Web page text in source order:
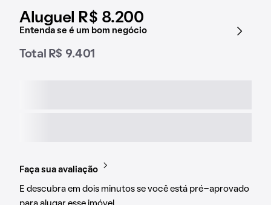
Aluguel R$ 8.200
Entenda se é um bom negócio
Total R$ 9.401
Faça sua avaliação
E descubra em dois minutos se você está pré-aprovado